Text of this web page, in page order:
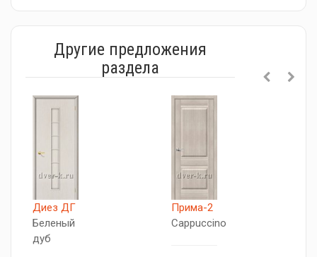
Другие предложения
раздела
Диез ДГ
Беленый
дуб
Прима-2
Cappuccino